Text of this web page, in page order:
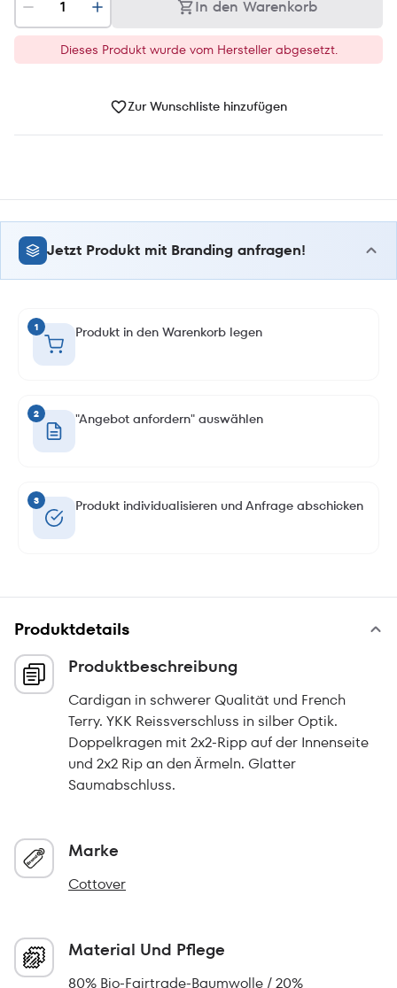
In den Warenkorb
Dieses Produkt wurde vom Hersteller abgesetzt.
Zur Wunschliste hinzufügen
Jetzt Produkt mit Branding anfragen!
1 Produkt in den Warenkorb legen
2 "Angebot anfordern" auswählen
3 Produkt individualisieren und Anfrage abschicken
Produktdetails
Produktbeschreibung
Cardigan in schwerer Qualität und French
Terry. YKK Reissverschluss in silber Optik.
Doppelkragen mit 2x2-Ripp auf der Innenseite
und 2x2 Rip an den Ärmeln. Glatter
Saumabschluss.
Marke
Cottover
Material Und Pflege
80% Bio-Fairtrade-Baumwolle / 20%